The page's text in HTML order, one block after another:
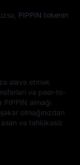
PIPPIN tokenin
əlavə etmək
və peer-to-
almağı
olmağınızdan
asan və təhlükəsiz